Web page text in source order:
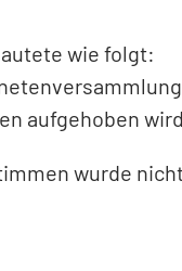
wie folgt:
aufgehoben
wurde